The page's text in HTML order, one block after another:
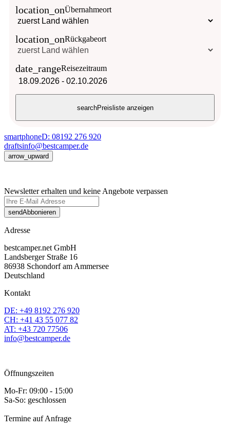
location_onÜbernahmeort
location_onRückgabeort
date_rangeReisezeitraum
18.09.2026 - 02.10.2026
searchPreisliste anzeigen
smartphoneD: 08192 276 920
draftsinfo@bestcamper.de
arrow_upward
Newsletter erhalten und keine Angebote verpassen
sendAbbonieren
Adresse
bestcamper.net GmbH
Landsberger Straße 16
86938 Schondorf am Ammersee
Deutschland
Kontakt
DE: +49 8192 276 920
CH: +41 43 55 077 82
AT: +43 720 77506
info@bestcamper.de
Öffnungszeiten
Mo-Fr: 09:00 - 15:00
Sa-So: geschlossen
Termine auf Anfrage